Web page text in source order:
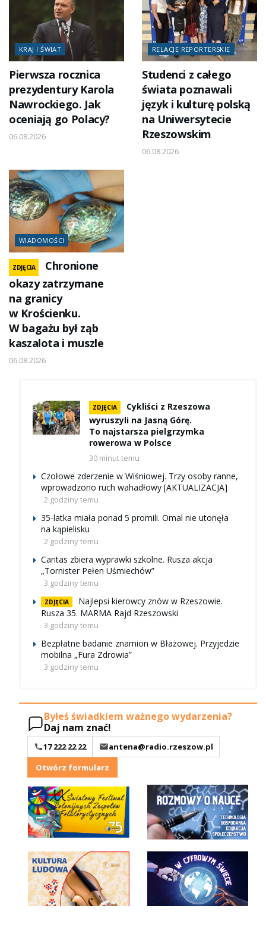
KRAJ I ŚWIAT
Pierwsza rocznica
prezydentury Karola
Nawrockiego. Jak
oceniają go Polacy?
06.08.2026
RELACJE REPORTERSKIE
Studenci z całego
świata poznawali
język i kulturę polską
na Uniwersytecie
Rzeszowskim
06.08.2026
WIADOMOŚCI
ZDJĘCIA
Chronione
okazy zatrzymane
na granicy
w Krościenku.
W bagażu był ząb
kaszalota i muszle
06.08.2026
ZDJĘCIA
Cykliści z Rzeszowa
wyruszyli na Jasną Górę.
To najstarsza pielgrzymka
rowerowa w Polsce
30 minut temu
Czołowe zderzenie w Wiśniowej. Trzy osoby ranne,
wprowadzono ruch wahadłowy [AKTUALIZACJA]
2 godziny temu
35-latka miała ponad 5 promili. Omal nie utonęła
na kąpielisku
2 godziny temu
Caritas zbiera wyprawki szkolne. Rusza akcja
„Tornister Pełen Uśmiechów”
3 godziny temu
ZDJĘCIA
Najlepsi kierowcy znów w Rzeszowie.
Rusza 35. MARMA Rajd Rzeszowski
3 godziny temu
Bezpłatne badanie znamion w Błażowej. Przyjedzie
mobilna „Fura Zdrowia”
3 godziny temu
Byłeś świadkiem ważnego wydarzenia?
Daj nam znać!
17 222 22 22
antena@radio.rzeszow.pl
Otwórz formularz